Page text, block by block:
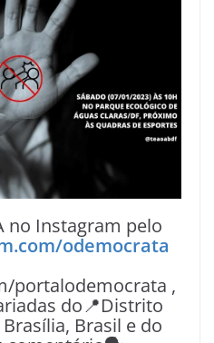
no Instagram pelo
odemocrata
portalodemocrata ,
do📍Distrito
Brasil e do